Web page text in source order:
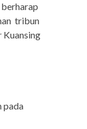
tribun
Kuansing
pada